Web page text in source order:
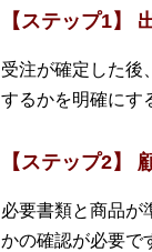
【ステップ1】
受注が確定した後
するかを明確にす
【ステップ2】
必要書類と商品が
かの確認が必要で